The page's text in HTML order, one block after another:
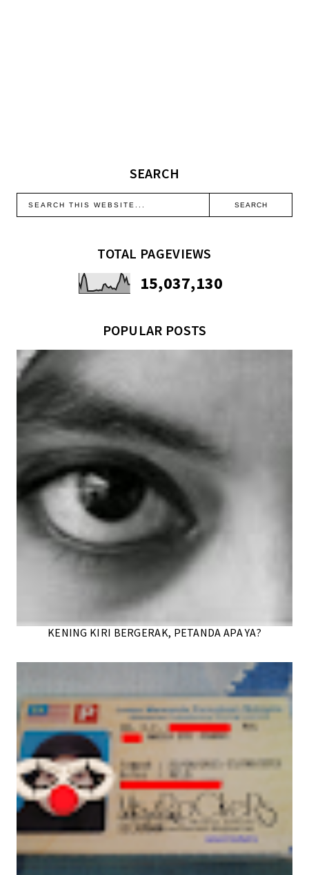
SEARCH
TOTAL PAGEVIEWS
15,037,130
POPULAR POSTS
KENING KIRI BERGERAK, PETANDA APA YA?